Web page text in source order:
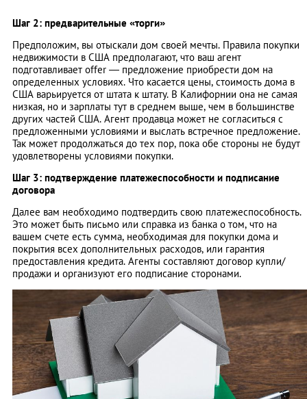
Шаг 2: предварительные «торги»
Предположим, вы отыскали дом своей мечты. Правила покупки
недвижимости в США предполагают, что ваш агент
подготавливает offer — предложение приобрести дом на
определенных условиях. Что касается цены, стоимость дома в
США варьируется от штата к штату. В Калифорнии она не самая
низкая, но и зарплаты тут в среднем выше, чем в большинстве
других частей США. Агент продавца может не согласиться с
предложенными условиями и выслать встречное предложение.
Так может продолжаться до тех пор, пока обе стороны не будут
удовлетворены условиями покупки.
Шаг 3: подтверждение платежеспособности и подписание
договора
Далее вам необходимо подтвердить свою платежеспособность.
Это может быть письмо или справка из банка о том, что на
вашем счете есть сумма, необходимая для покупки дома и
покрытия всех дополнительных расходов, или гарантия
предоставления кредита. Агенты составляют договор купли/
продажи и организуют его подписание сторонами.